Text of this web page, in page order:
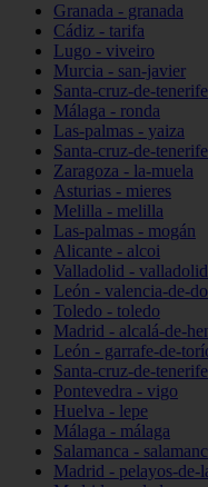
Granada - granada
Cádiz - tarifa
Lugo - viveiro
Murcia - san-javier
Santa-cruz-de-
Málaga - ronda
Las-palmas - yaiza
Santa-cruz-de-
Zaragoza - la-muela
Asturias - mieres
Melilla - melilla
Las-palmas - mogán
Alicante - alcoi
Valladolid - valladolid
León - valencia-de-
Toledo - toledo
Madrid - alcalá-de-
León - garrafe-de-
Santa-cruz-de-
Pontevedra - vigo
Huelva - lepe
Málaga - málaga
Salamanca -
Madrid - pelayos-de-